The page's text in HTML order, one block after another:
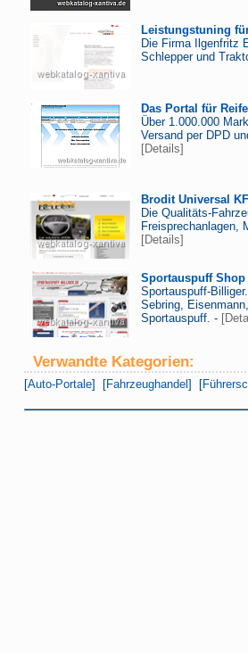
Leistungstuning
Die Firma Ilgenfritz
Schlepper und
Das Portal für
Über 1.000.000
Versand per DPD
[Details]
Brodit Universal
Die Qualitäts-
Freisprechanlagen,
[Details]
Sportauspuff Shop
Sportauspuff-
Sebring,
Sportauspuff. -
Verwandte Kategorien:
[Auto-Portale] [Fahrzeughandel ] [